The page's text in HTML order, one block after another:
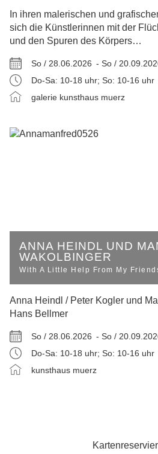
In ihren malerischen und
sich die Künstlerinnen mit der
und den Spuren des Körpers…
So / 28.06.2026 - So /
Do-Sa: 10-18 uhr; So: 10-16 uhr
galerie kunsthaus muerz
ANNA HEINDL UND
WAKOLBINGER
With A Little Help From My
Anna Heindl / Peter Kogler und
Hans Bellmer
So / 28.06.2026 - So /
Do-Sa: 10-18 uhr; So: 10-16 uhr
kunsthaus muerz